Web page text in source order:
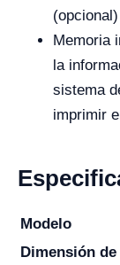
(opcional)
Memoria
la
sistema
imprimir
Modelo
Dimensión